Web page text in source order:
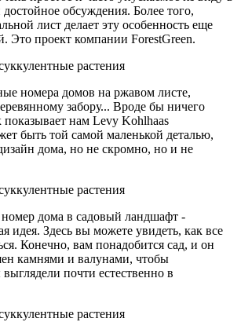
обсуждения. Более того,
лист делает эту особенность еще
Это проект компании ForestGreen.
номера домов на ржавом листе,
забору... Вроде бы ничего
показывает нам Levy Kohlhaas
быть той самой маленькой деталью,
дома, но не скромно, но и не
номер дома в садовый ландшафт -
идея. Здесь вы можете увидеть, как все
Конечно, вам понадобится сад, и он
камнями и валунами, чтобы
почти естественно в